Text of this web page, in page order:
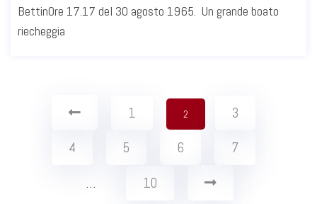
BettinOre 17.17 del 30 agosto 1965. Un grande boato
riecheggia
1 2
3
4
5 6
7
…
10